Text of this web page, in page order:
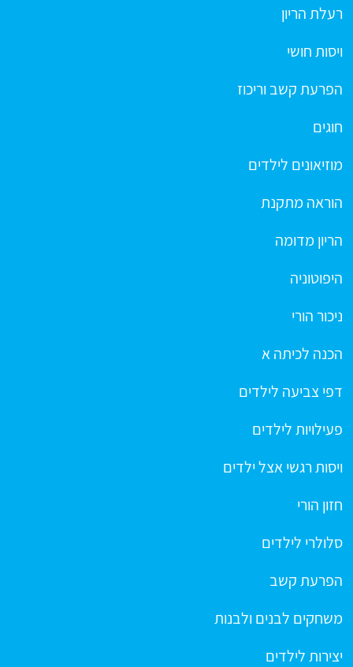
רעלת הריון
ויסות חושי
הפרעת קשב וריכוז
חוגים
מוזיאונים לילדים
הוראה מתקנת
הריון מדומה
היפוטוניה
ניכור הורי
הכנה לכיתה א
דפי צביעה לילדים
פעילויות לילדים
ויסות רגשי אצל ילדים
חזון הורי
סלולרי לילדים
הפרעת קשב
משחקים לבנים ולבנות
יצירות לילדים